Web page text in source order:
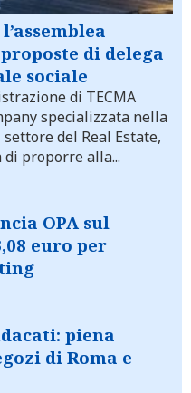
di delega
sociale
di TECMA
specializzata nella
del Real Estate,
proporre alla...
OPA sul
euro per
piena
di Roma e